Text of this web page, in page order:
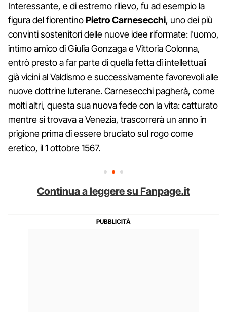
Interessante, e di estremo rilievo, fu ad esempio la
figura del fiorentinoPietro Carnesecchi, uno dei più
convinti sostenitori delle nuove idee riformate: l'uomo,
intimo amico di Giulia Gonzaga e Vittoria Colonna,
entrò presto a far parte di quella fetta di intellettuali
già vicini al Valdismo e successivamente favorevoli alle
nuove dottrine luterane. Carnesecchi pagherà, come
molti altri, questa sua nuova fede con la vita: catturato
mentre si trovava a Venezia, trascorrerà un anno in
prigione prima di essere bruciato sul rogo come
eretico, il 1 ottobre 1567.
Continua a leggere su Fanpage.it